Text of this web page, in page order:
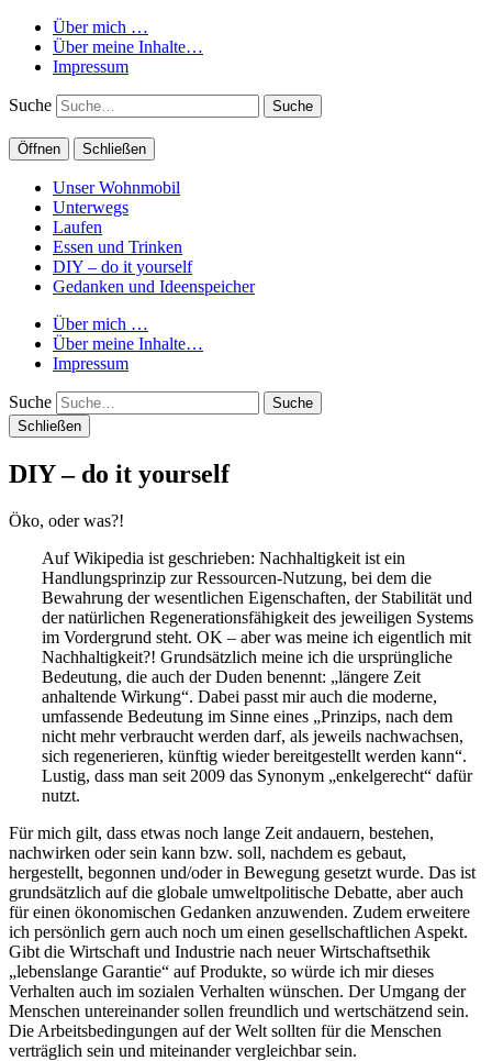
Über mich …
Über meine Inhalte…
Impressum
Suche
Öffnen Schließen
Unser Wohnmobil
Unterwegs
Laufen
Essen und Trinken
DIY – do it yourself
Gedanken und Ideenspeicher
Über mich …
Über meine Inhalte…
Impressum
Suche
Schließen
DIY – do it yourself
Öko, oder was?!
Auf Wikipedia ist geschrieben: Nachhaltigkeit ist ein
Handlungsprinzip zur Ressourcen-Nutzung, bei dem die
Bewahrung der wesentlichen Eigenschaften, der Stabilität und
der natürlichen Regenerationsfähigkeit des jeweiligen Systems
im Vordergrund steht. OK – aber was meine ich eigentlich mit
Nachhaltigkeit?! Grundsätzlich meine ich die ursprüngliche
Bedeutung, die auch der Duden benennt: „längere Zeit
anhaltende Wirkung“. Dabei passt mir auch die moderne,
umfassende Bedeutung im Sinne eines „Prinzips, nach dem
nicht mehr verbraucht werden darf, als jeweils nachwachsen,
sich regenerieren, künftig wieder bereitgestellt werden kann“.
Lustig, dass man seit 2009 das Synonym „enkelgerecht“ dafür
nutzt.
Für mich gilt, dass etwas noch lange Zeit andauern, bestehen,
nachwirken oder sein kann bzw. soll, nachdem es gebaut,
hergestellt, begonnen und/oder in Bewegung gesetzt wurde. Das ist
grundsätzlich auf die globale umweltpolitische Debatte, aber auch
für einen ökonomischen Gedanken anzuwenden. Zudem erweitere
ich persönlich gern auch noch um einen gesellschaftlichen Aspekt.
Gibt die Wirtschaft und Industrie nach neuer Wirtschaftsethik
„lebenslange Garantie“ auf Produkte, so würde ich mir dieses
Verhalten auch im sozialen Verhalten wünschen. Der Umgang der
Menschen untereinander sollen freundlich und wertschätzend sein.
Die Arbeitsbedingungen auf der Welt sollten für die Menschen
verträglich sein und miteinander vergleichbar sein.